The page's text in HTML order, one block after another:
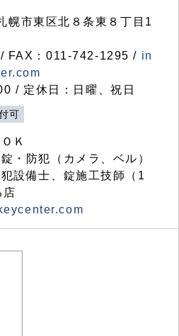
市東区北８条東８丁目1
FAX：011-742-1295 / in
/ 定休日：日曜、祝日
可
Ｋ
・防犯（カメラ、ベル）
設備士、錠施工技師（1
店